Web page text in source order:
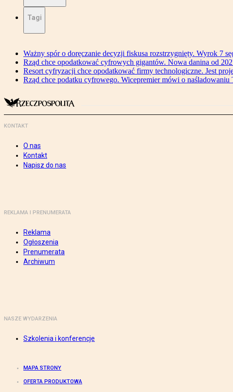
Tagi
Ważny spór o doręczanie decyzji fiskusa rozstrzygnięty. Wyrok 7
Rząd chce opodatkować cyfrowych gigantów. Nowa danina od
Resort cyfryzacji chce opodatkować firmy technologiczne. Jest
Rząd chce podatku cyfrowego. Wicepremier mówi o naśladowaniu
KONTAKT
O nas
Kontakt
Napisz do nas
REKLAMA I PRENUMERATA
Reklama
Ogłoszenia
Prenumerata
Archiwum
NASZE WYDARZENIA
Szkolenia i konferencje
MAPA STRONY
OFERTA PRODUKTOWA